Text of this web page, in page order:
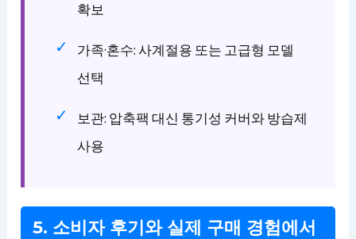
확보
가족·혼수: 사계절용 또는 고급형 모델
선택
보관: 압축팩 대신 통기성 커버와 방습제
사용
5. 소비자 후기와 실제 구매 경험에서